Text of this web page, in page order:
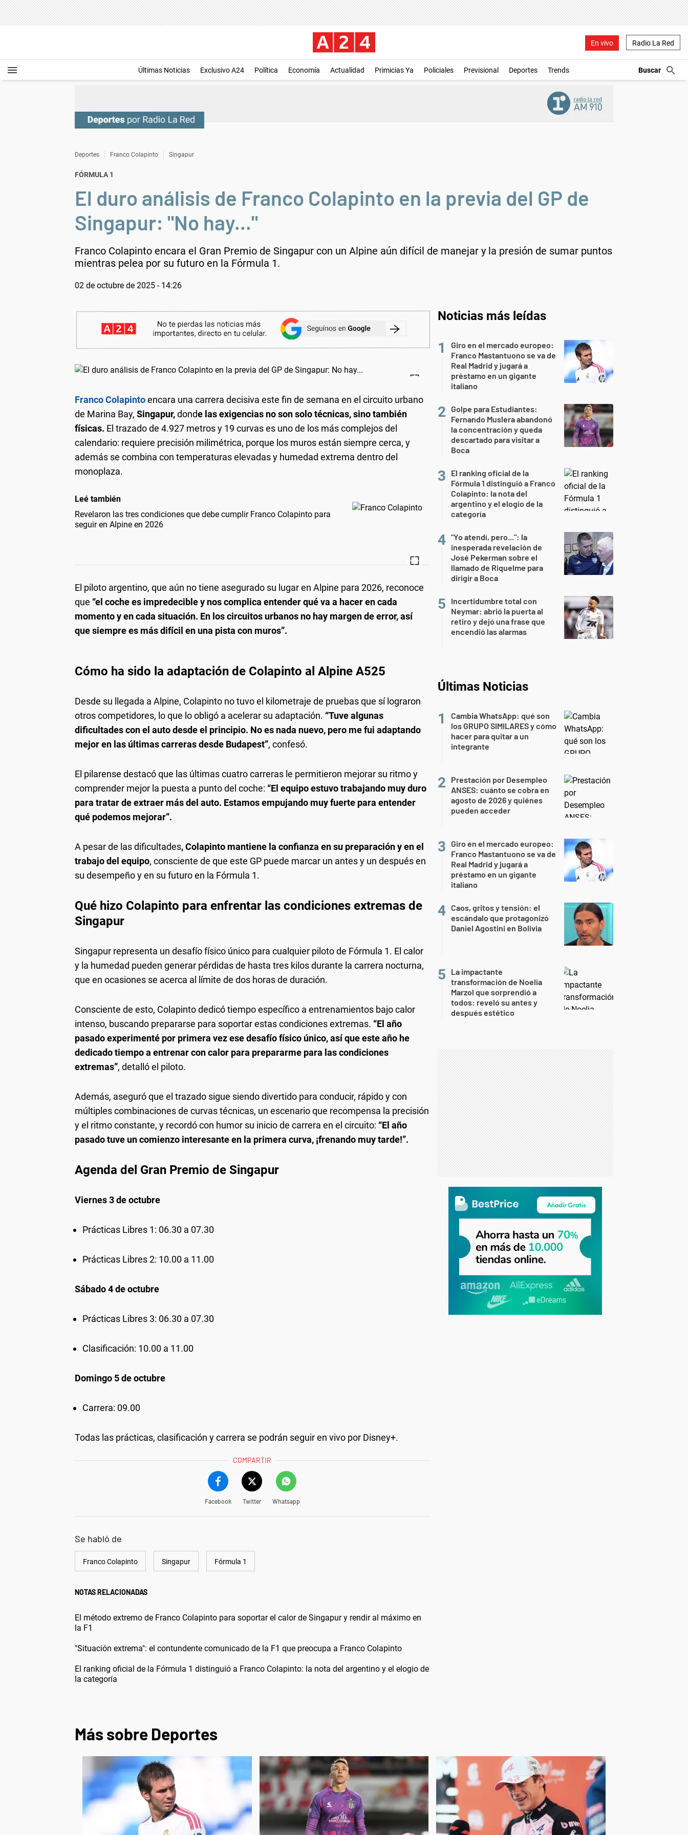
En vivo Radio La Red
Últimas Noticias Exclusivo A24 Política Economía Actualidad Primicias Ya Policiales Previsional Deportes Trends
Deportes Franco Colapinto Singapur
FÓRMULA 1
El duro análisis de Franco Colapinto en la previa del GP de
Singapur: "No hay..."
Franco Colapinto encara el Gran Premio de Singapur con un Alpine aún difícil de manejar y la presión de sumar puntos
mientras pelea por su futuro en la Fórmula 1.
02 de octubre de 2025 - 14:26
Franco Colapintoencara una carrera decisiva este fin de semana en el circuito urbano
de Marina Bay, Singapur,donde las exigencias no son solo técnicas, sino también
físicas. El trazado de 4.927 metros y 19 curvas es uno de los más complejos del
calendario: requiere precisión milimétrica, porque los muros están siempre cerca, y
además se combina con temperaturas elevadas y humedad extrema dentro del
monoplaza.
Leé también
Revelaron las tres condiciones que debe cumplir Franco Colapinto para
seguir en Alpine en 2026
El piloto argentino, que aún no tiene asegurado su lugar en Alpine para 2026, reconoce
que “el coche es impredecible y nos complica entender qué va a hacer en cada
momento y en cada situación. En los circuitos urbanos no hay margen de error, así
que siempre es más difícil en una pista con muros”.
Cómo ha sido la adaptación de Colapinto al Alpine A525
Desde su llegada a Alpine, Colapinto no tuvo el kilometraje de pruebas que sí lograron
otros competidores, lo que lo obligó a acelerar su adaptación. “Tuve algunas
dificultades con el auto desde el principio. No es nada nuevo, pero me fui adaptando
mejor en las últimas carreras desde Budapest”, confesó.
El pilarense destacó que las últimas cuatro carreras le permitieron mejorar su ritmo y
comprender mejor la puesta a punto del coche: “El equipo estuvo trabajando muy duro
para tratar de extraer más del auto. Estamos empujando muy fuerte para entender
qué podemos mejorar”.
A pesar de las dificultades, Colapinto mantiene la confianza en su preparación y en el
trabajo del equipo, consciente de que este GP puede marcar un antes y un después en
su desempeño y en su futuro en la Fórmula 1.
Qué hizo Colapinto para enfrentar las condiciones extremas de
Singapur
Singapur representa un desafío físico único para cualquier piloto de Fórmula 1. El calor
y la humedad pueden generar pérdidas de hasta tres kilos durante la carrera nocturna,
que en ocasiones se acerca al límite de dos horas de duración.
Consciente de esto, Colapinto dedicó tiempo específico a entrenamientos bajo calor
intenso, buscando prepararse para soportar estas condiciones extremas. “El año
pasado experimenté por primera vez ese desafío físico único, así que este año he
dedicado tiempo a entrenar con calor para prepararme para las condiciones
extremas”, detalló el piloto.
Además, aseguró que el trazado sigue siendo divertido para conducir, rápido y con
múltiples combinaciones de curvas técnicas, un escenario que recompensa la precisión
y el ritmo constante, y recordó con humor su inicio de carrera en el circuito: “El año
pasado tuve un comienzo interesante en la primera curva, ¡frenando muy tarde!”.
Agenda del Gran Premio de Singapur
Viernes 3 de octubre
Prácticas Libres 1: 06.30 a 07.30
Prácticas Libres 2: 10.00 a 11.00
Sábado 4 de octubre
Prácticas Libres 3: 06.30 a 07.30
Clasificación: 10.00 a 11.00
Domingo 5 de octubre
Carrera: 09.00
Todas las prácticas, clasificación y carrera se podrán seguir en vivo por Disney+.
COMPARTIR
Facebook Twitter Whatsapp
Se habló de
Franco Colapinto Singapur Fórmula 1
NOTAS RELACIONADAS
El método extremo de Franco Colapinto para soportar el calor de Singapur y rendir al máximo en
la F1
"Situación extrema": el contundente comunicado de la F1 que preocupa a Franco Colapinto
El ranking oficial de la Fórmula 1 distinguió a Franco Colapinto: la nota del argentino y el elogio de
la categoría
Noticias más leídas
Giro en el mercado europeo:
Franco Mastantuono se va de
Real Madrid y jugará a
préstamo en un gigante
italiano
Golpe para Estudiantes:
Fernando Muslera abandonó
la concentración y queda
descartado para visitar a
Boca
El ranking oficial de la
Fórmula 1 distinguió a Franco
Colapinto: la nota del
argentino y el elogio de la
categoría
"Yo atendí, pero...": la
inesperada revelación de
José Pekerman sobre el
llamado de Riquelme para
dirigir a Boca
Incertidumbre total con
Neymar: abrió la puerta al
retiro y dejó una frase que
encendió las alarmas
Últimas Noticias
Cambia WhatsApp: qué son
los GRUPO SIMILARES y cómo
hacer para quitar a un
integrante
Prestación por Desempleo
ANSES: cuánto se cobra en
agosto de 2026 y quiénes
pueden acceder
Giro en el mercado europeo:
Franco Mastantuono se va de
Real Madrid y jugará a
préstamo en un gigante
italiano
Caos, gritos y tensión: el
escándalo que protagonizó
Daniel Agostini en Bolivia
La impactante
transformación de Noelia
Marzol que sorprendió a
todos: reveló su antes y
después estético
Más sobre Deportes